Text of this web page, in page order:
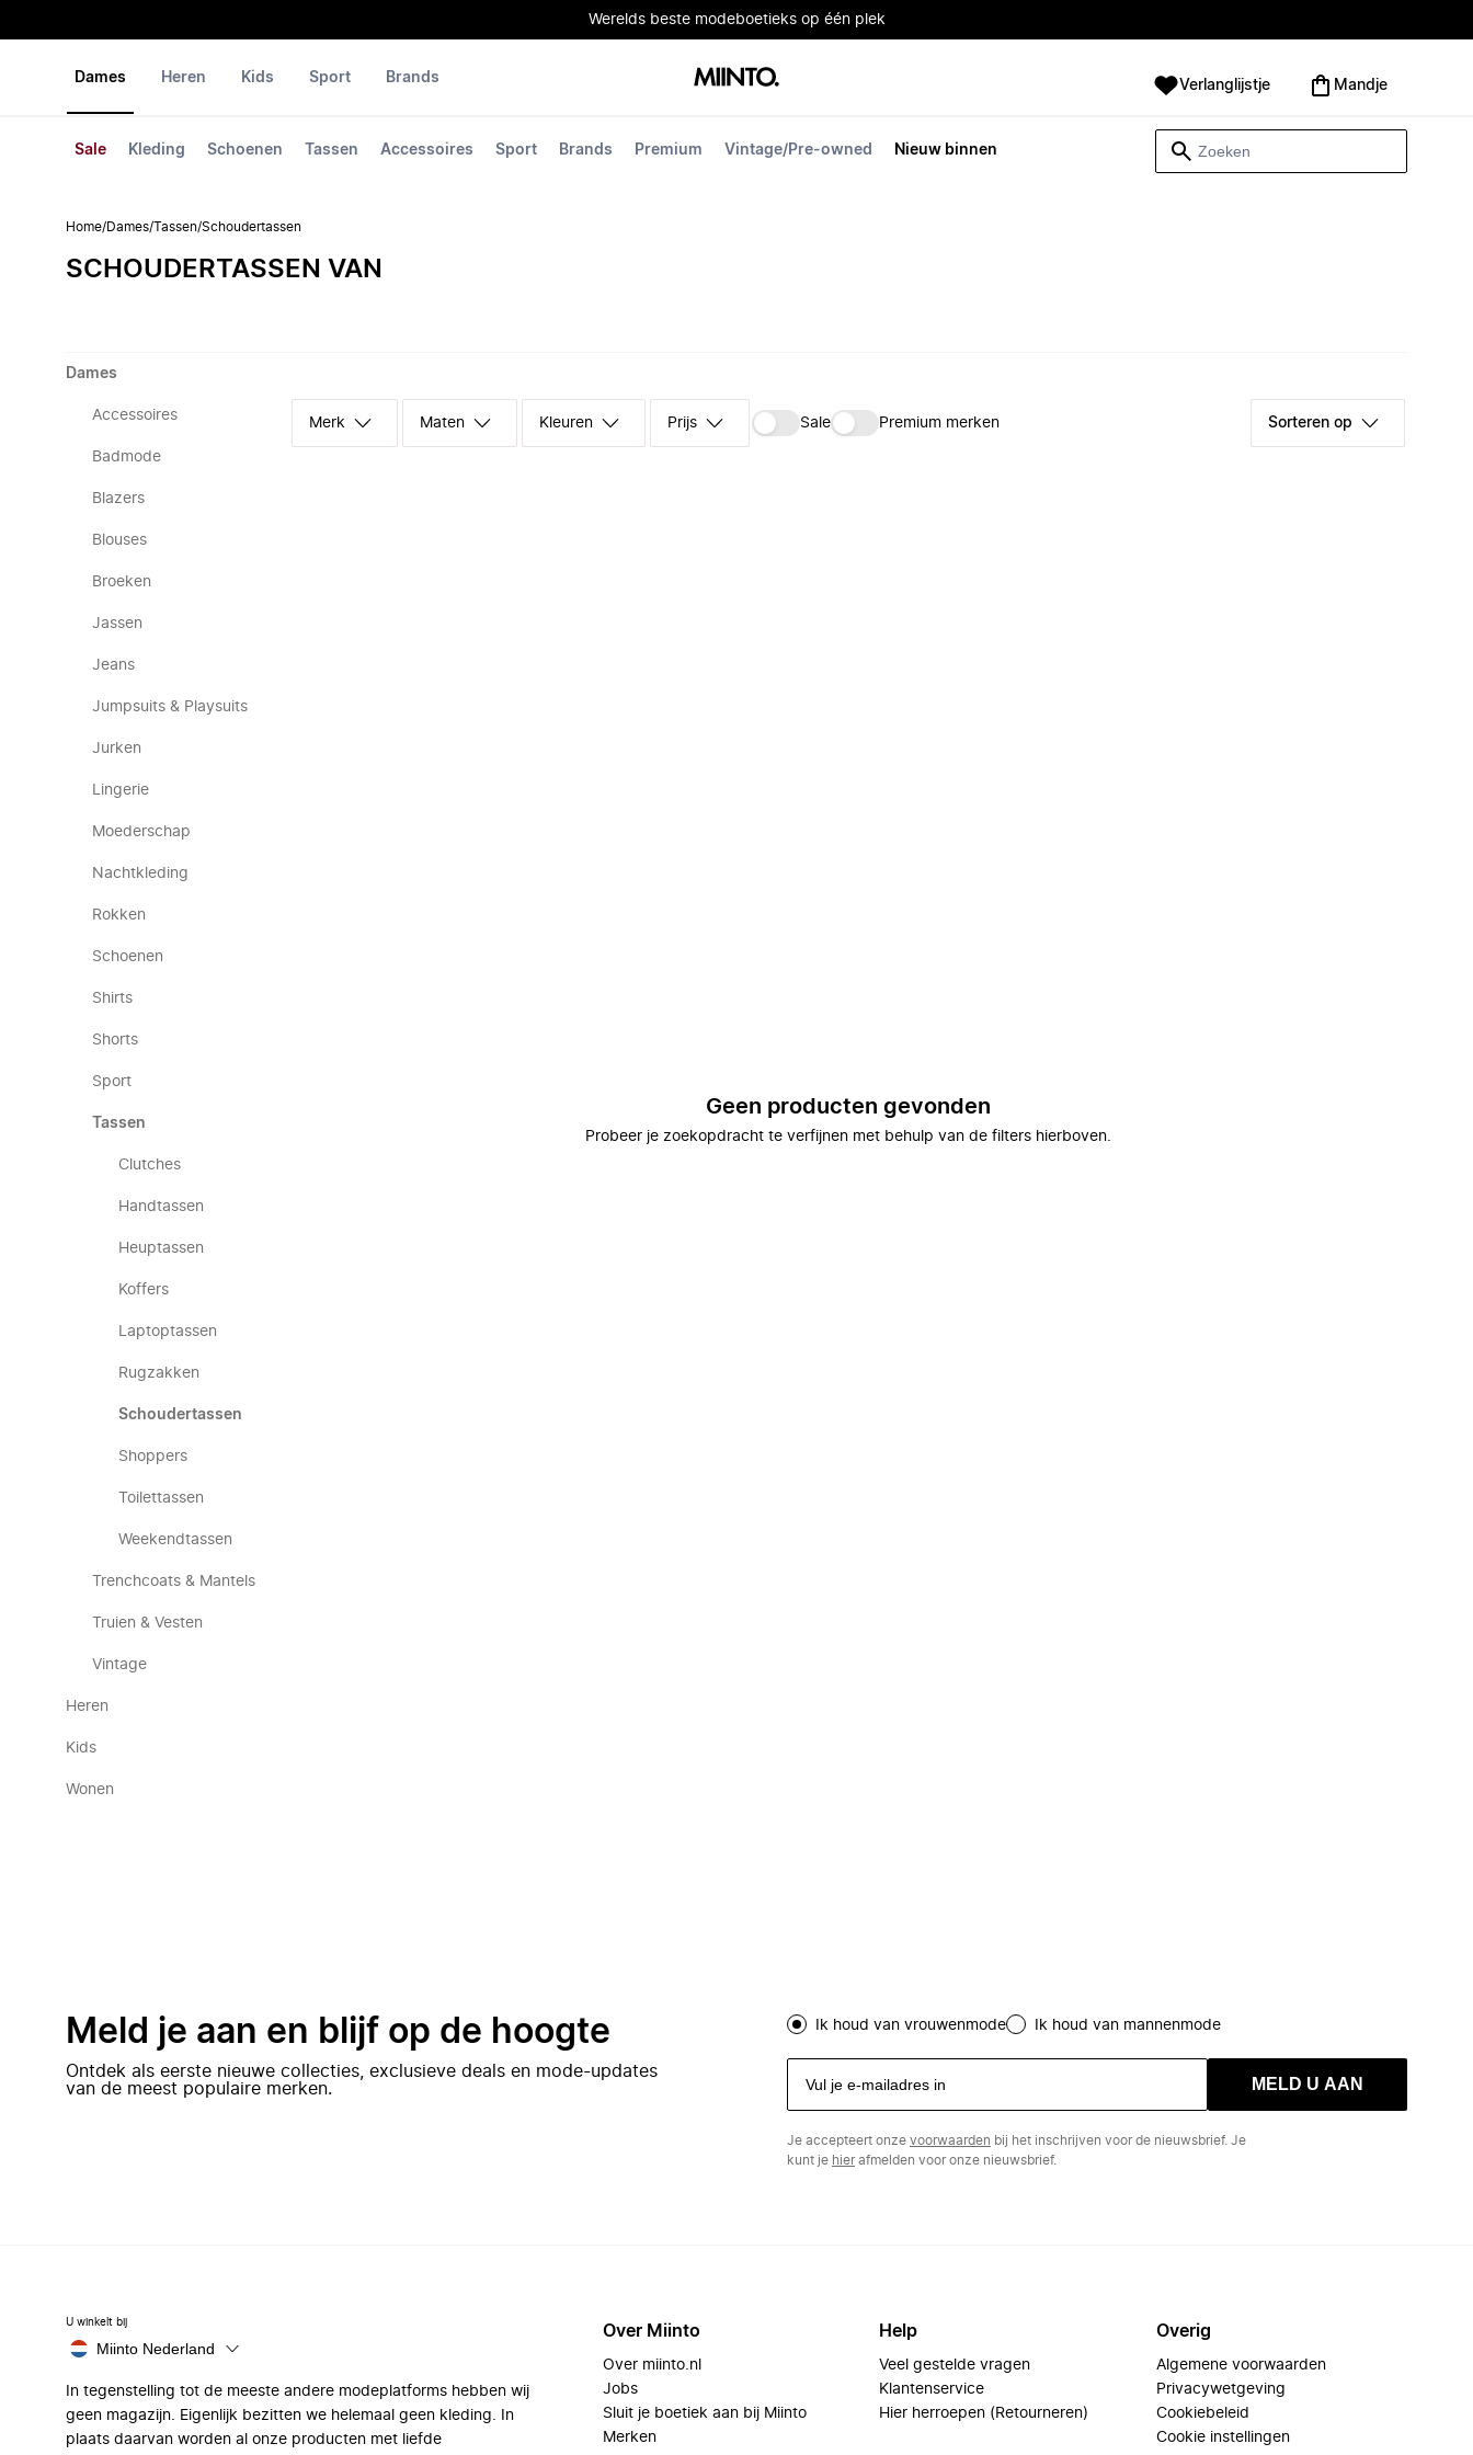
Werelds beste modeboetieks op één plek
Dames
Sale Kleding Schoenen Tassen Accessoires Sport Brands Premium Vintage/Pre-owned Nieuw binnen
Heren Kids Sport Brands Verlanglijstje Mandje
Home/Dames/Tassen/Schoudertassen
SCHOUDERTASSEN VAN
Dames
Accessoires
Badmode
Blazers
Blouses
Broeken
Jassen
Jeans
Jumpsuits & Playsuits
Jurken
Lingerie
Moederschap
Nachtkleding
Rokken
Schoenen
Shirts
Shorts
Sport
Tassen
Clutches
Handtassen
Heuptassen
Koffers
Laptoptassen
Rugzakken
Schoudertassen
Shoppers
Toilettassen
Weekendtassen
Trenchcoats & Mantels
Truien & Vesten
Vintage
Heren
Kids
Wonen
Merk Maten Kleuren Prijs Sale Premium merken Sorteren op
Geen producten gevonden
Probeer je zoekopdracht te verfijnen met behulp van de filters hierboven.
Meld je aan en blijf op de hoogte
Ontdek als eerste nieuwe collecties, exclusieve deals en mode-updates
van de meest populaire merken.
Ik houd van vrouwenmode Ik houd van mannenmode
MELD U AAN
Je accepteert onze voorwaarden bij het inschrijven voor de nieuwsbrief. Je
kunt je hierafmelden voor onze nieuwsbrief.
U winkelt bij
Miinto Nederland
In tegenstelling tot de meeste andere modeplatforms hebben wij
geen magazijn. Eigenlijk bezitten we helemaal geen kleding. In
plaats daarvan worden al onze producten met liefde
Over Miinto
Over miinto.nl
Jobs
Sluit je boetiek aan bij Miinto
Merken
Help
Veel gestelde vragen
Klantenservice
Hier herroepen (Retourneren)
Overig
Algemene voorwaarden
Privacywetgeving
Cookiebeleid
Cookie instellingen